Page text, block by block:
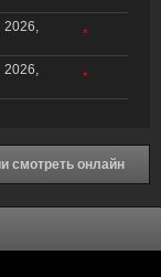
2026,
*
2026,
*
смотреть онлайн